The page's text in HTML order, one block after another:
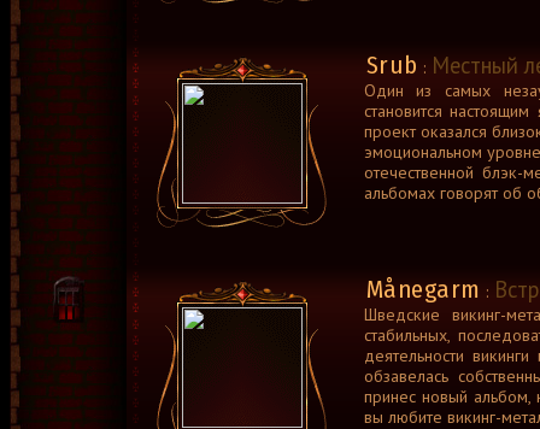
Srub : Местный
Один из самых
становится
проект оказался
эмоциональном
отечественной
альбомах говорят об
Månegarm :
Шведские викинг-
стабильных,
деятельности
обзавелась
принес новый альбом,
вы любите викинг-